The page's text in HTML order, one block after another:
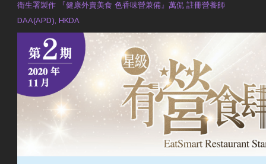
衛生署製作 『健康外賣美食 色香味營兼備』萬侃 註冊營養師
DAA(APD), HKDA